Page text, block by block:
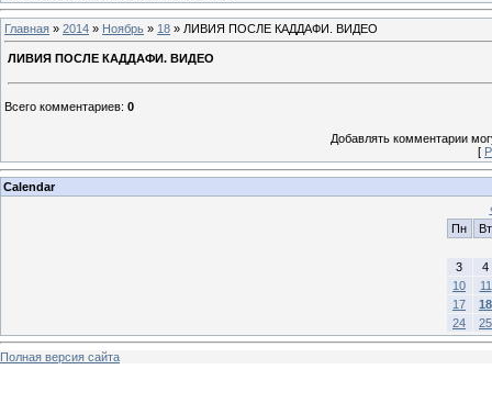
Главная » 2014 » Ноябрь » 18 » ЛИВИЯ ПОСЛЕ КАДДАФИ. ВИДЕО
ЛИВИЯ ПОСЛЕ КАДДАФИ. ВИДЕО
Всего комментариев: 0
Добавлять комментарии
[
Calendar
Пн
Вт
3
4
10
11
17
18
24
25
Полная версия сайта